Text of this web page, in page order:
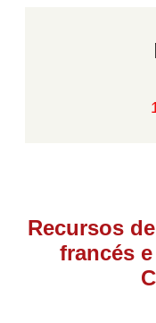
Recursos
francés